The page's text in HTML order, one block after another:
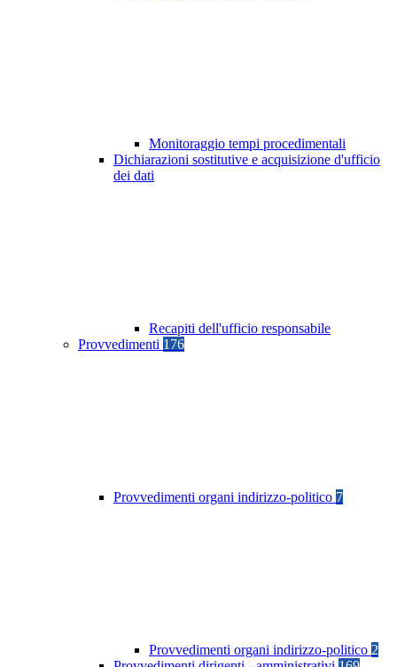
Monitoraggio tempi procedimentali
Dichiarazioni sostitutive e acquisizione d'ufficio
dei dati
Recapiti dell'ufficio responsabile
Provvedimenti 176
Provvedimenti organi indirizzo-politico 7
Provvedimenti organi indirizzo-politico 2